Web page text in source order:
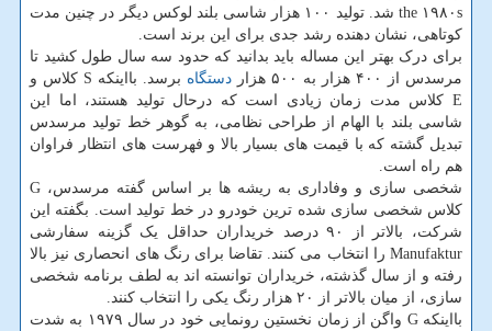
the ۱۹۸۰s شد. تولید ۱۰۰ هزار شاسی بلند لوکس دیگر در چنین مدت
کوتاهی، نشان دهنده رشد جدی برای این برند است.
برای درک بهتر این مساله باید بدانید که حدود سه سال طول کشید تا
مرسدس از ۴۰۰ هزار به ۵۰۰ هزار
دستگاه
برسد. بااینکه S کلاس و
E کلاس مدت زمان زیادی است که درحال تولید هستند، اما این
شاسی بلند با الهام از طراحی نظامی، به گوهر خط تولید مرسدس
تبدیل گشته که با قیمت های بسیار بالا و فهرست های انتظار فراوان
هم راه است.
شخصی سازی و وفاداری به ریشه ها بر اساس گفته مرسدس، G
کلاس شخصی سازی شده ترین خودرو در خط تولید است. بگفته این
شرکت، بالاتر از ۹۰ درصد خریداران حداقل یک گزینه سفارشی
Manufaktur را انتخاب می کنند. تقاضا برای رنگ های انحصاری نیز بالا
رفته و از سال گذشته، خریداران توانسته اند به لطف برنامه شخصی
سازی، از میان بالاتر از ۲۰ هزار رنگ یکی را انتخاب کنند.
بااینکه G واگن از زمان نخستین رونمایی خود در سال ۱۹۷۹ به شدت